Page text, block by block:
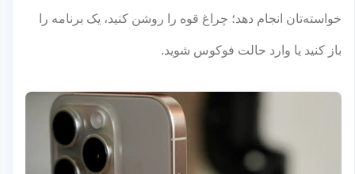
خواسته‌تان انجام دهد؛ چراغ قوه را روشن کنید، یک برنامه را
باز کنید یا وارد حالت فوکوس شوید.